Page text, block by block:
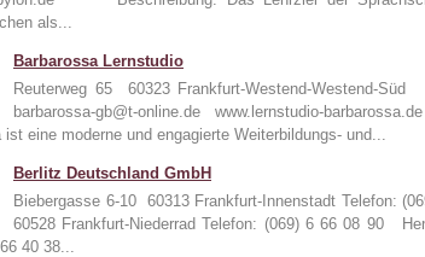
als...
Barbarossa Lernstudio
Reuterweg 65 60323 Frankfurt-Westend-Westend-
barbarossa-gb@t-online.de www.lernstudio-
ist eine moderne und engagierte Weiterbildungs- und...
Berlitz Deutschland GmbH
Biebergasse 6-10 60313 Frankfurt-Innenstadt Telefon:
60528 Frankfurt-Niederrad Telefon: (069) 6 66 08 90
40 38...